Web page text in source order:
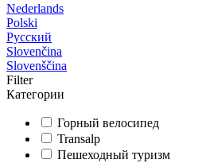
Nederlands
Polski
Русский
Slovenčina
Slovenščina
Filter
Категории
Горный велосипед
Transalp
Пешеходный туризм